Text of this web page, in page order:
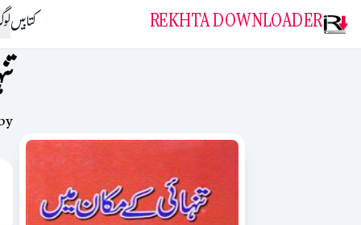
REKHTA DOWNLOADER کتابیں